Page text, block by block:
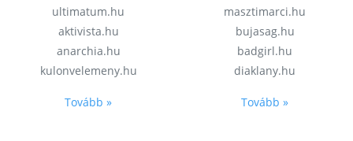
ultimatum.hu
aktivista.hu
anarchia.hu
kulonvelemeny.hu
Tovább »
masztimarci.hu
bujasag.hu
badgirl.hu
diaklany.hu
Tovább »